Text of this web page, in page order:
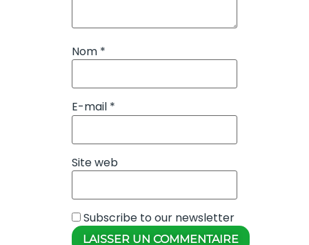
Nom *
E-mail *
Site web
Subscribe to our newsletter